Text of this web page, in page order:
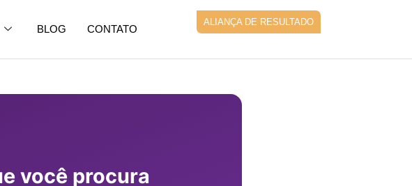
BLOG CONTATO
ALIANÇA DE RESULTADO
você procura